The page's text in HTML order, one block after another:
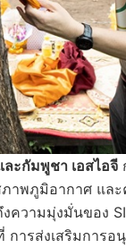
ะกัมพูชา เอสไอจี
ภาพภูมิอากาศ แ
วามมุ่งมั่นของ
ารส่งเสริมการ